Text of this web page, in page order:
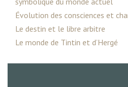
Évolution des consciences et
Le destin et le libre arbitre
Le monde de Tintin et d’Hergé